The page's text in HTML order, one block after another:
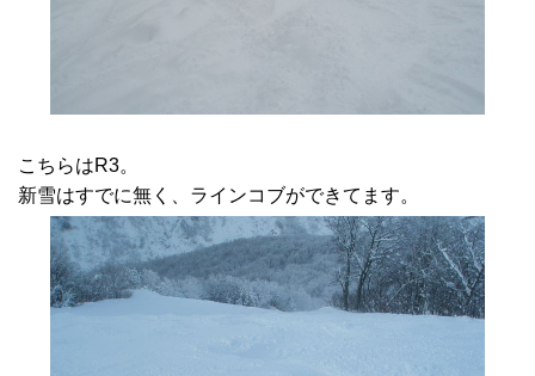
こちらはR3。
新雪はすでに無く、ラインコブができてます。